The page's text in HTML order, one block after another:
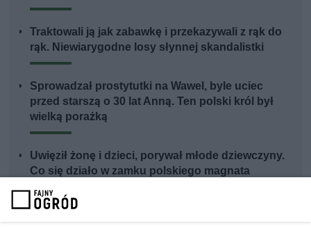
Traktowali ją jak zabawkę i przekazywali z rąk do
rąk. Niewiarygodne losy słynnej skandalistki
Sprowadzał prostytutki na Wawel, byle uciec
przed starszą o 30 lat Anną. Ten polski król był
wielką porażką
Uwięził żonę i dzieci, porywał młode dziewczyny.
Co się działo w zamku polskiego magnata